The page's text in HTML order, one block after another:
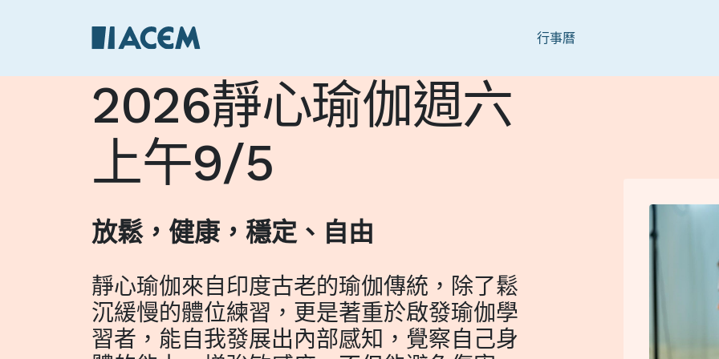
Skip to main content
行事曆
2026靜心瑜伽週六
上午9/5
放鬆，健康，穩定、自由
靜心瑜伽來自印度古老的瑜伽傳統，除了鬆
沉緩慢的體位練習，更是著重於啟發瑜伽學
習者，能自我發展出內部感知，覺察自己身